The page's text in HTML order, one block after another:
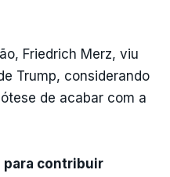
Friedrich Merz, viu
Trump, considerando
de acabar com a
para contribuir